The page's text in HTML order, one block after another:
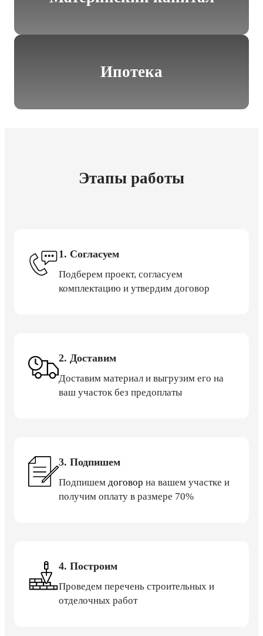
Ипотека
Этапы работы
1. Согласуем
Подберем проект, согласуем
комплектацию и утвердим договор
2. Доставим
Доставим материал и выгрузим его на
ваш участок без предоплаты
3. Подпишем
Подпишем договор на вашем участке и
получим оплату в размере 70%
4. Построим
Проведем перечень строительных и
отделочных работ